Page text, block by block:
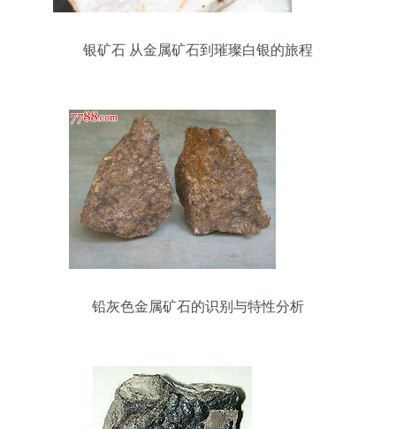
银矿石 从金属矿石到璀璨白银的旅程
铅灰色金属矿石的识别与特性分析